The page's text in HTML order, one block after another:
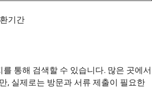
기간
통해 검색할 수 있습니다. 많은 곳에서
, 실제로는 방문과 서류 제출이 필요한